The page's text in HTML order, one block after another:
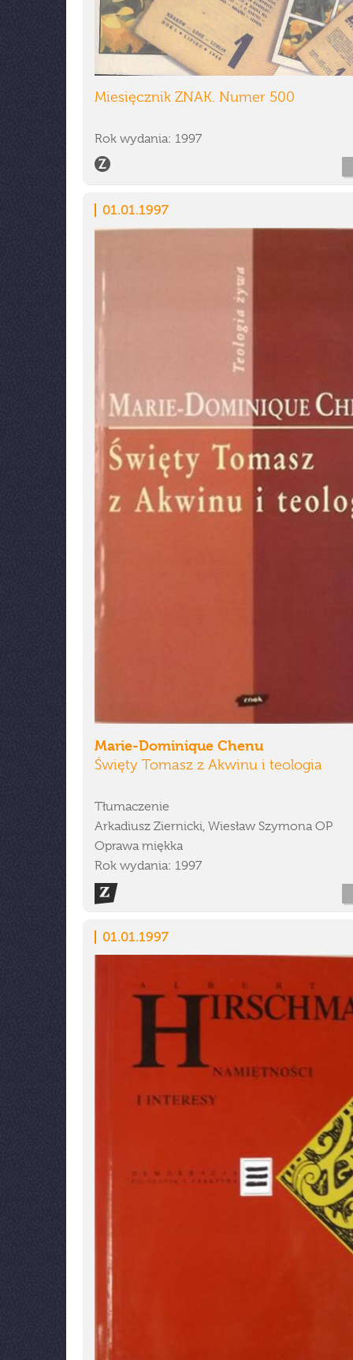
Miesięcznik ZNAK. Numer 500
Rok wydania: 1997
01.01.1997
Marie-Dominique Chenu
Święty Tomasz z Akwinu i teologia
Tłumaczenie
Arkadiusz Ziernicki, Wiesław Szymona OP
Oprawa miękka
Rok wydania: 1997
01.01.1997